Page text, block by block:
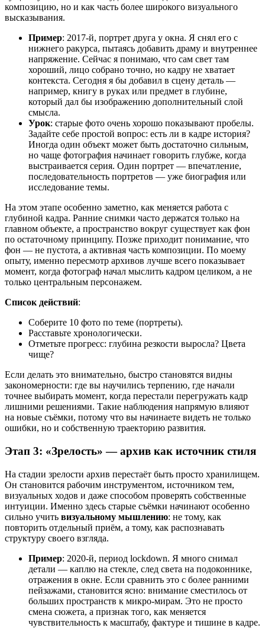
композицию, но и как часть более широкого визуального
высказывания.
Пример: 2017-й, портрет друга у окна. Я снял его с
нижнего ракурса, пытаясь добавить драму и внутреннее
напряжение. Сейчас я понимаю, что сам свет там
хороший, лицо собрано точно, но кадру не хватает
контекста. Сегодня я бы добавил в сцену деталь —
например, книгу в руках или предмет в глубине,
который дал бы изображению дополнительный слой
смысла.
Урок: старые фото очень хорошо показывают пробелы.
Задайте себе простой вопрос: есть ли в кадре история?
Иногда один объект может быть достаточно сильным,
но чаще фотография начинает говорить глубже, когда
выстраивается серия. Один портрет — впечатление,
последовательность портретов — уже биография или
исследование темы.
На этом этапе особенно заметно, как меняется работа с
глубиной кадра. Ранние снимки часто держатся только на
главном объекте, а пространство вокруг существует как фон
по остаточному принципу. Позже приходит понимание, что
фон — не пустота, а активная часть композиции. По моему
опыту, именно пересмотр архивов лучше всего показывает
момент, когда фотограф начал мыслить кадром целиком, а не
только центральным персонажем.
Список действий:
Соберите 10 фото по теме (портреты).
Расставьте хронологически.
Отметьте прогресс: глубина резкости выросла? Цвета
чище?
Если делать это внимательно, быстро становятся видны
закономерности: где вы научились терпению, где начали
точнее выбирать момент, когда перестали перегружать кадр
лишними решениями. Такие наблюдения напрямую влияют
на новые съёмки, потому что вы начинаете видеть не только
ошибки, но и собственную траекторию развития.
Этап 3: «Зрелость» — архив как источник стиля
На стадии зрелости архив перестаёт быть просто хранилищем.
Он становится рабочим инструментом, источником тем,
визуальных ходов и даже способом проверять собственные
интуиции. Именно здесь старые съёмки начинают особенно
сильно учить визуальному мышлению: не тому, как
повторить отдельный приём, а тому, как распознавать
структуру своего взгляда.
Пример: 2020-й, период lockdown. Я много снимал
детали — каплю на стекле, след света на подоконнике,
отражения в окне. Если сравнить это с более ранними
пейзажами, становится ясно: внимание сместилось от
больших пространств к микро-мирам. Это не просто
смена сюжета, а признак того, как меняется
чувствительность к масштабу, фактуре и тишине в кадре.